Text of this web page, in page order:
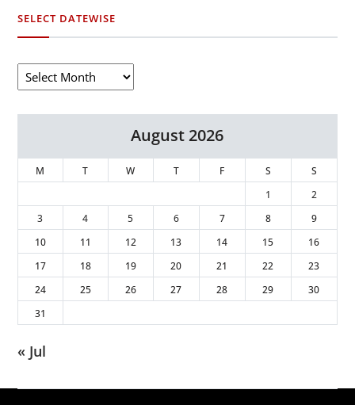
SELECT DATEWISE
August 2026
M T W T F S
S
1
2
3
4 5 6 7 8
9
10
11 12 13 14 15
16
17
18 19 20 21 22
23
24
25 26 27 28 29
30
31
« Jul